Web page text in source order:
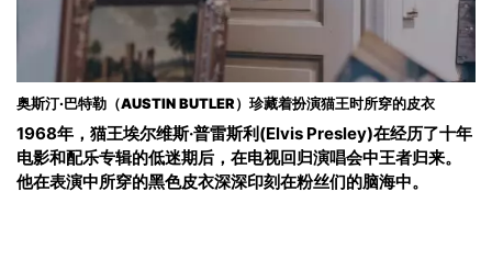
奥斯汀·巴特勒（AUSTIN BUTLER）珍藏着扮演猫王时所穿的皮衣
1968年，猫王埃尔维斯·普雷斯利(Elvis Presley)在经历了十年
电影和配乐专辑的低迷期后，在电视回归演唱会中王者归来。
他在表演中所穿的黑色皮衣深深印刻在粉丝们的脑海中。